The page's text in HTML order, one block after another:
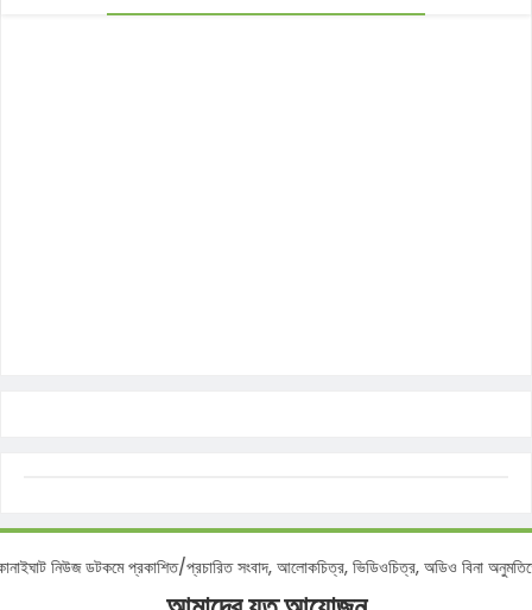
:কানাইঘাট নিউজ ডটকমে প্রকাশিত/প্রচারিত সংবাদ, আলোকচিত্র, ভিডিওচিত্র, অডিও বিনা